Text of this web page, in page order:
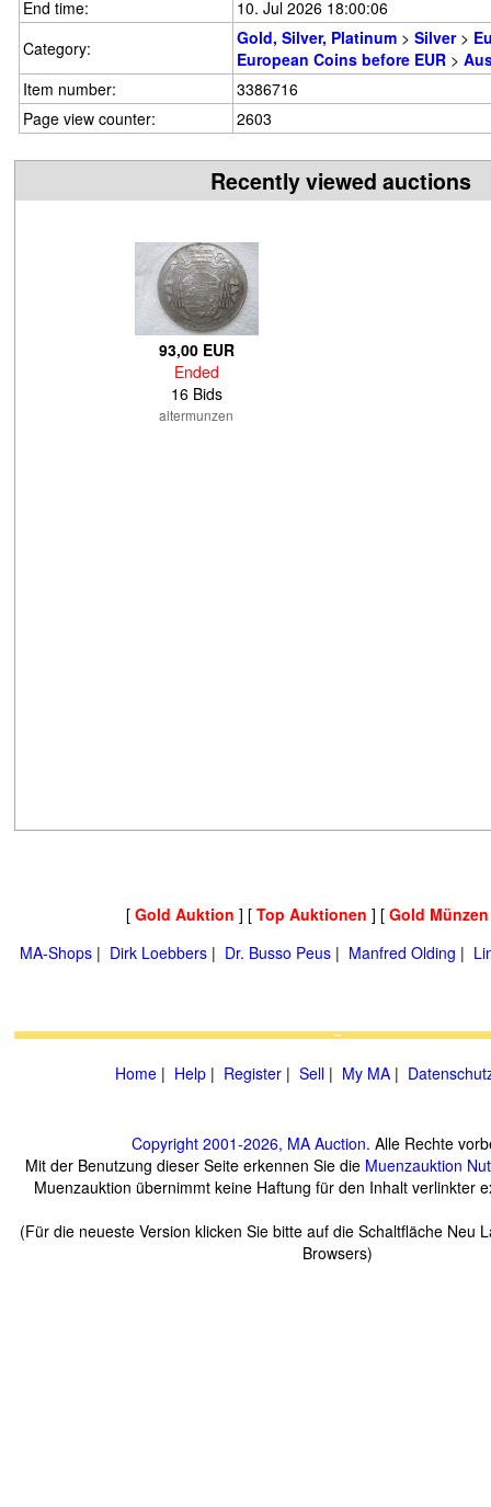
End time:
10. Jul 2026 18:00:06
Category:
Gold, Silver, Platinum > Silver>
European Coins before EUR >
Item number:
3386716
Page view counter:
2603
Recently viewed auctions
93,00 EUR
Ended
16 Bids
altermunzen
[ Gold Auktion ] [ Top Auktionen ] [ Gold
MA-Shops | Dirk Loebbers | Dr. Busso Peus | Manfred Olding |
Home | Help | Register | Sell | My MA |
Copyright 2001-2026, MA Auction. Alle Rechte
Mit der Benutzung dieser Seite erkennen Sie die Muenzauktion
Muenzauktion übernimmt keine Haftung für den Inhalt verlinkter
(Für die neueste Version klicken Sie bitte auf die Schaltfläche Neu
Browsers)